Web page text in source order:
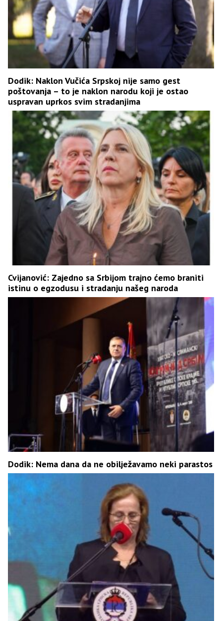
Dodik: Naklon Vučića Srpskoj nije samo gest
poštovanja – to je naklon narodu koji je ostao
uspravan uprkos svim stradanjima
Cvijanović: Zajedno sa Srbijom trajno ćemo braniti
istinu o egzodusu i stradanju našeg naroda
Dodik: Nema dana da ne obilježavamo neki parastos